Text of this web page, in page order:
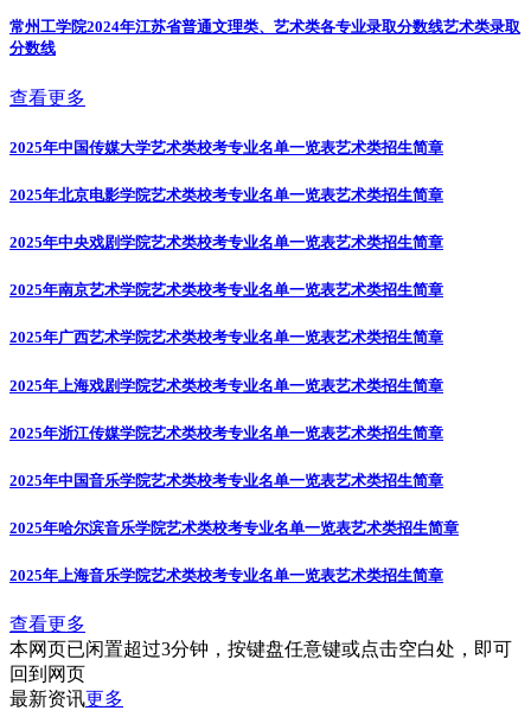
常州工学院2024年江苏省普通文理类、艺术类各专业录取分数线艺术类录取
分数线
查看更多
2025年中国传媒大学艺术类校考专业名单一览表艺术类招生简章
2025年北京电影学院艺术类校考专业名单一览表艺术类招生简章
2025年中央戏剧学院艺术类校考专业名单一览表艺术类招生简章
2025年南京艺术学院艺术类校考专业名单一览表艺术类招生简章
2025年广西艺术学院艺术类校考专业名单一览表艺术类招生简章
2025年上海戏剧学院艺术类校考专业名单一览表艺术类招生简章
2025年浙江传媒学院艺术类校考专业名单一览表艺术类招生简章
2025年中国音乐学院艺术类校考专业名单一览表艺术类招生简章
2025年哈尔滨音乐学院艺术类校考专业名单一览表艺术类招生简章
2025年上海音乐学院艺术类校考专业名单一览表艺术类招生简章
查看更多
本网页已闲置超过3分钟，按键盘任意键或点击空白处，即可
回到网页
最新资讯更多